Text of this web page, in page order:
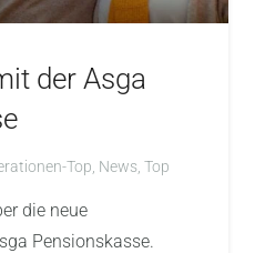
der Asga
Top, News, Top
die neue
Pensionskasse.